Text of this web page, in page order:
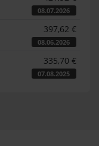
08.07.2026
397,62 €
08.06.2026
335,70 €
07.08.2025